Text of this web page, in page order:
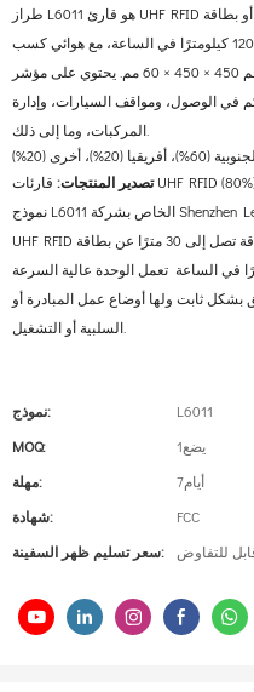
طراز L6011 هو قارئ UHF RFID طويل المدى يمكنه اكتشاف بطاقة أو بطاقة EPC Gen2
القياسية بدقة تصل إلى 30 مترًا بسرعة تتجاوز 120 كيلومترًا في الساعة، مع هوائي كسب
12 ديسيبل، بحجم 450 × 450 × 60 مم. يحتوي على مؤشر LED باللون الأحمر/الأزرق،
في الوصول، ومواقف السيارات، وإدارة
(20%)، أخرى (20%)
تصدير المنتجات:
نموذج L6011 الخاص بشركة Shenzhen Leadlandlink RFID Technology Co., Ltd. هو قارئ
UHF RFID طويل المدى يمكنه الكشف بدقة تصل إلى 30 مترًا عن بطاقة EPC Gen2
بسرعة تتجاوز 120 كيلومترًا في الساعة تعمل الوحدة عالية السرعة
بشكل ثابت ولها أوضاع عمل المبادرة أو
نموذج:
L6011
MOQ:
يضع1
مهلة:
أيام7
شهادة:
FCC
سعر تسليم ظهر السفينة:
للتفاوض